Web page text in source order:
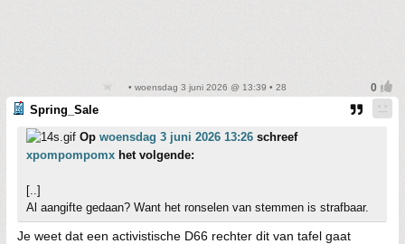
• woensdag 3 juni 2026 @ 13:39 • 28
Spring_Sale
Op woensdag 3 juni 2026 13:26 schreef
xpompompomx het volgende:
[..]
Al aangifte gedaan? Want het ronselen van stemmen is strafbaar.
Je weet dat een activistische D66 rechter dit van tafel gaat